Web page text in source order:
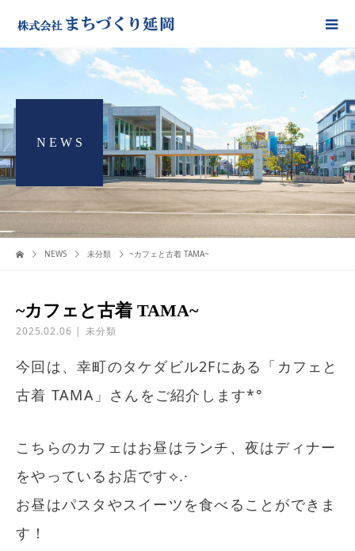
N E W S
NEWS 未分類 ~カフェと古着 TAMA~
~カフェと古着 TAMA~
2025.02.06 未分類
今回は、幸町のタケダビル2Fにある「カフェと
古着 TAMA」さんをご紹介します*°
こちらのカフェはお昼はランチ、夜はディナー
をやっているお店です⟡.·
お昼はパスタやスイーツを食べることができま
す！